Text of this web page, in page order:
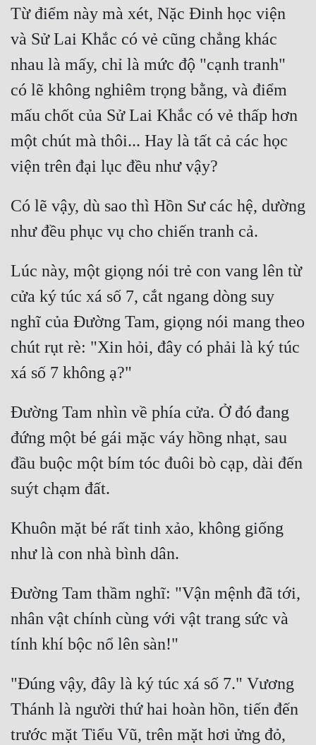
Từ điểm này mà xét, Nặc Đinh học viện
và Sử Lai Khắc có vẻ cũng chẳng khác
nhau là mấy, chỉ là mức độ "cạnh tranh"
có lẽ không nghiêm trọng bằng, và điểm
mấu chốt của Sử Lai Khắc có vẻ thấp hơn
một chút mà thôi... Hay là tất cả các học
Có lẽ vậy, dù sao thì Hồn Sư các hệ, dường
Lúc này, một giọng nói trẻ con vang lên từ
cửa ký túc xá số 7, cắt ngang dòng suy
nghĩ của Đường Tam, giọng nói mang theo
chút rụt rè: "Xin hỏi, đây có phải là ký túc
Đường Tam nhìn về phía cửa. Ở đó đang
đứng một bé gái mặc váy hồng nhạt, sau
đầu buộc một bím tóc đuôi bò cạp, dài đến
Khuôn mặt bé rất tinh xảo, không giống
Đường Tam thầm nghĩ: "Vận mệnh đã tới,
nhân vật chính cùng với vật trang sức và
"Đúng vậy, đây là ký túc xá số 7." Vương
Thánh là người thứ hai hoàn hồn, tiến đến
trước mặt Tiểu Vũ, trên mặt hơi ửng đỏ,